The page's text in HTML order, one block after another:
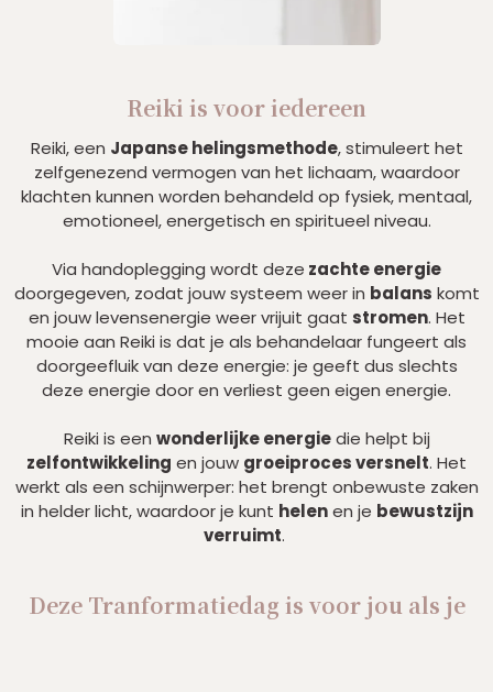
Reiki is voor iedereen
Reiki, een Japanse helingsmethode, stimuleert het
zelfgenezend vermogen van het lichaam, waardoor
klachten kunnen worden behandeld op fysiek, mentaal,
emotioneel, energetisch en spiritueel niveau.
Via handoplegging wordt deze zachte energie
doorgegeven, zodat jouw systeem weer in balans komt
en jouw levensenergie weer vrijuit gaat stromen. Het
mooie aan Reiki is dat je als behandelaar fungeert als
doorgeefluik van deze energie: je geeft dus slechts
deze energie door en verliest geen eigen energie.
Reiki is een wonderlijke energiedie helpt bij
zelfontwikkeling en jouw groeiproces versnelt. Het
werkt als een schijnwerper: het brengt onbewuste zaken
in helder licht, waardoor je kunt helenen je bewustzijn
verruimt.
Deze Tranformatiedag is voor jou als je